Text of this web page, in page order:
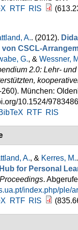
RTF RIS
A.. (2012).
von CSCL-
G., & Wessner,
2.0: Lehr-
München:
10.1524/
RTF RIS
A., & Kerres, M.
for Personal
.
index.php/ple/
RTF RIS